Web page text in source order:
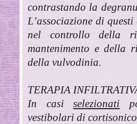
contrastando la
L’associazione di
nel controllo della
mantenimento e della
della vulvodinia.
TERAPIA
In casiselezionati
vestibolari di